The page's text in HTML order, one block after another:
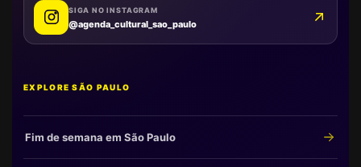
SIGA NO INSTAGRAM
@agenda_cultural_sao_paulo
EXPLORE SÃO PAULO
Fim de semana em São Paulo